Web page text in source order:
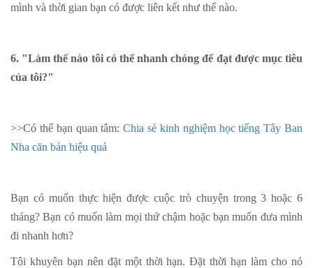
mình và thời gian bạn có được liên kết như thế nào.
6. "Làm thế nào tôi có thể nhanh chóng để đạt được mục tiêu
của tôi?"
>>Có thể bạn quan tâm:Chia sẻ kinh nghiệm học tiếng Tây Ban
Nha căn bản hiệu quả
Bạn có muốn thực hiện được cuộc trò chuyện trong 3 hoặc 6
tháng? Bạn có muốn làm mọi thứ chậm hoặc bạn muốn đưa mình
đi nhanh hơn?
Tôi khuyên bạn nên đặt một thời hạn. Đặt thời hạn làm cho nó